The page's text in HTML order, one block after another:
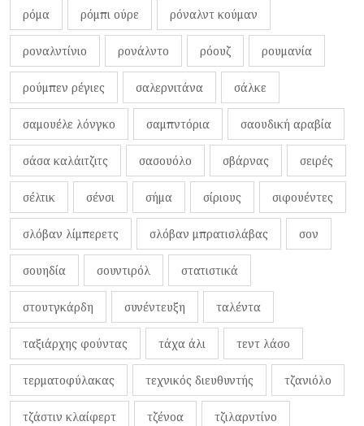
ρόμα ρόμπι ούρε ρόναλντ κούμαν
ροναλντίνιο ρονάλντο ρόουζ ρουμανία
ρούμπεν ρέγιες σαλερνιτάνα σάλκε
σαμουέλε λόνγκο σαμπντόρια σαουδική αραβία
σάσα καλάιτζιτς σασουόλο σβάρνας σειρές
σέλτικ σένσι σήμα σίριους σιφουέντες
σλόβαν λίμπερετς σλόβαν μπρατισλάβας σον
σουηδία σουντιρόλ στατιστικά
στουτγκάρδη συνέντευξη ταλέντα
ταξιάρχης φούντας τάχα άλι τεντ λάσο
τερματοφύλακας τεχνικός διευθυντής τζανιόλο
τζάστιν κλαίφερτ τζένοα τζιλαρντίνο